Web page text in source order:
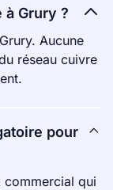
à Grury ?
Aucune
réseau cuivre
pour
commercial qui